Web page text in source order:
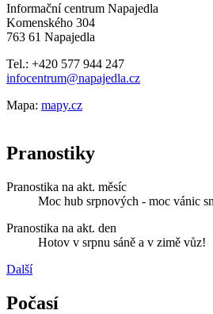
Informační centrum Napajedla
Komenského 304
763 61 Napajedla
Tel.: +420 577 944 247
infocentrum@napajedla.cz
Mapa: mapy.cz
Pranostiky
Pranostika na akt. měsíc
Moc hub srpnových - moc vánic
Pranostika na akt. den
Hotov v srpnu sáně a v zimě vůz!
Další
Počasí